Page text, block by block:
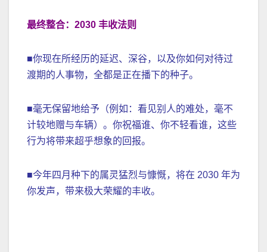
最终整合：2030 丰收法则
■你现在所经历的延迟、深谷，以及你如何对待过
渡期的人事物，全都是正在播下的种子。
■毫无保留地给予（例如：看见别人的难处，毫不
计较地赠与车辆）。你祝福谁、你不轻看谁，这些
行为将带来超乎想象的回报。
■今年四月种下的属灵猛烈与慷慨，将在 2030 年为
你发声，带来极大荣耀的丰收。